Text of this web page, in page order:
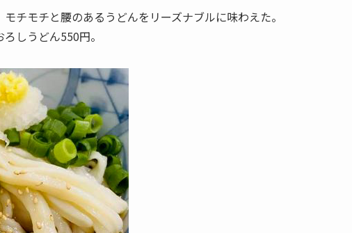
チモチと腰のあるうどんをリーズナブルに味わえた。
しうどん550円。